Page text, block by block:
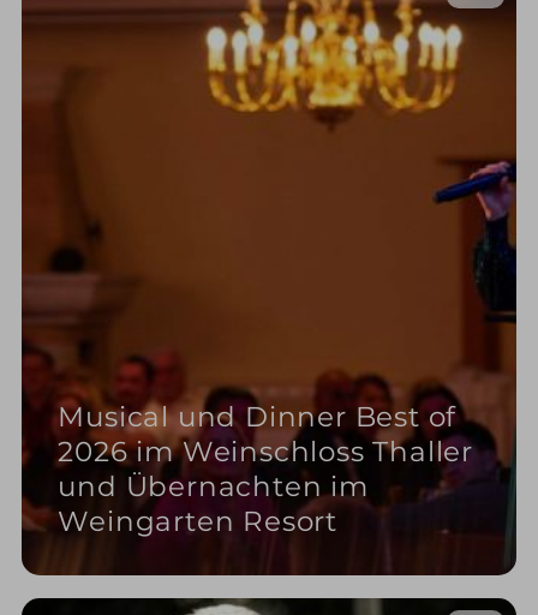
Musical und Dinner Best of
2026 im Weinschloss Thaller
und Übernachten im
Weingarten Resort